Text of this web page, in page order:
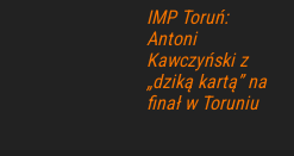
IMP Toruń:
Antoni
Kawczyński z
„dziką kartą” na
finał w Toruniu